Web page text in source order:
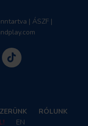
| ÁSZF |
RÓLUNK
EN